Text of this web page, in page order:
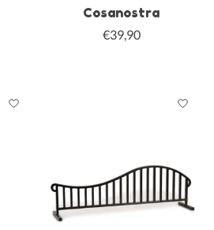
Cosanostra
€39,90